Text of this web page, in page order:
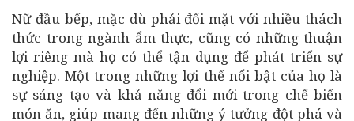
Nữ đầu bếp, mặc dù phải đối mặt với nhiều thách
thức trong ngành ẩm thực, cũng có những thuận
lợi riêng mà họ có thể tận dụng để phát triển sự
nghiệp. Một trong những lợi thế nổi bật của họ là
sự sáng tạo và khả năng đổi mới trong chế biến
món ăn, giúp mang đến những ý tưởng đột phá và